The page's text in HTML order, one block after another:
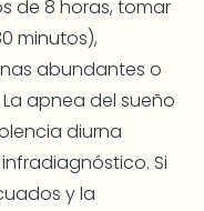
de 8 horas, tomar
minutos),
abundantes o
apnea del sueño
diurna
Si
y la